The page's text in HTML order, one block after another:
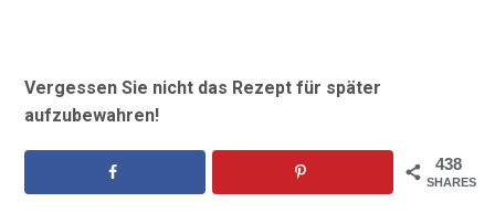
Vergessen Sie nicht das Rezept für später
aufzubewahren!
438
SHARES